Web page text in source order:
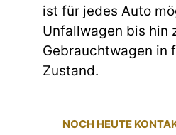
ist für jedes Auto
Unfallwagen bis hin
Gebrauchtwagen in
Zustand.
NOCH HEUTE